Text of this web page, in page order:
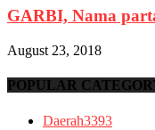
GARBI, Nama
August 23, 2018
POPULAR
Daerah3393